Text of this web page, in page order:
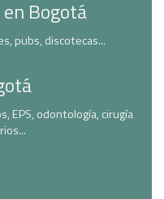
Bogotá
pubs, discotecas...
EPS, odontología, cirugía